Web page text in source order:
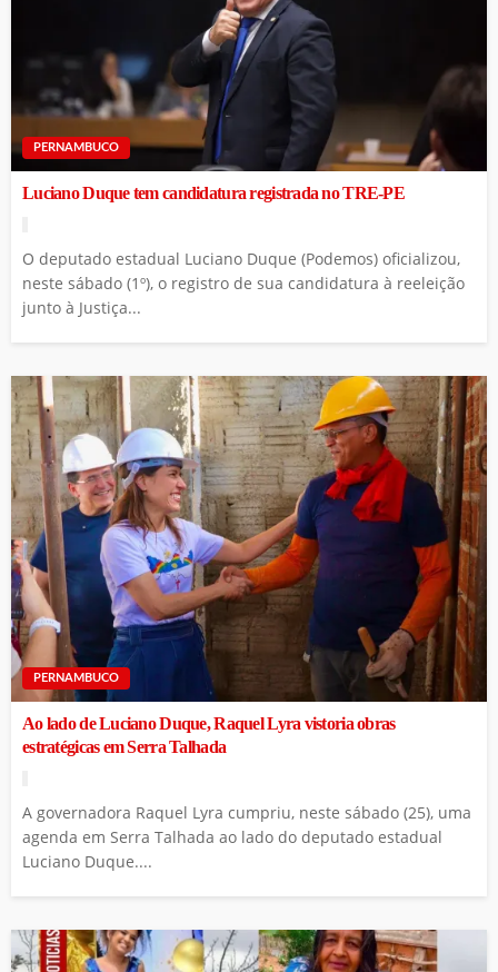
PERNAMBUCO
Luciano Duque tem candidatura registrada no TRE-PE
O deputado estadual Luciano Duque (Podemos) oficializou,
neste sábado (1º), o registro de sua candidatura à reeleição
junto à Justiça...
PERNAMBUCO
Ao lado de Luciano Duque, Raquel Lyra vistoria obras
estratégicas em Serra Talhada
A governadora Raquel Lyra cumpriu, neste sábado (25), uma
agenda em Serra Talhada ao lado do deputado estadual
Luciano Duque....